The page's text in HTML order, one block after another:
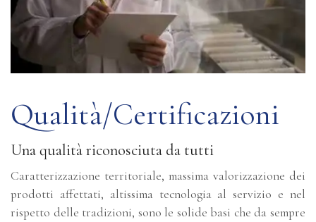
Qualità/Certificazioni
Una qualità riconosciuta da tutti
Caratterizzazione territoriale, massima valorizzazione dei
prodotti affettati, altissima tecnologia al servizio e nel
rispetto delle tradizioni, sono le solide basi che da sempre